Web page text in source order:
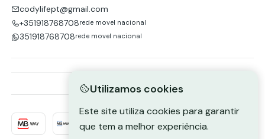
codylifept@gmail.com
+351918768708rede movel nacional
351918768708rede movel nacional
Utilizamos cookies
Este site utiliza cookies para garantir
que tem a melhor experiência.